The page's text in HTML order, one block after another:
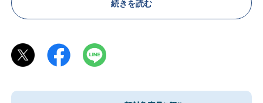
靴下は刺繍ロゴがなんとも可愛い…！
秋冬シリーズの靴下を含むご注文のお客様はお届けが『9月下旬
～10月上旬』予定となります。
続きを読む